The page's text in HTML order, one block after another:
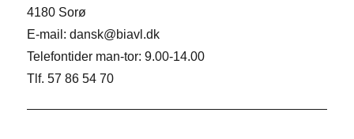
4180 Sorø
E-mail: dansk@biavl.dk
Telefontider man-tor: 9.00-14.00
Tlf. 57 86 54 70